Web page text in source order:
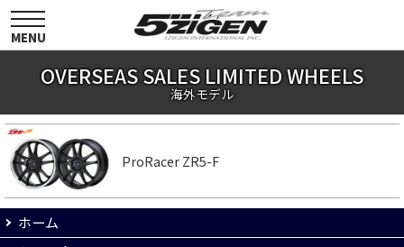
toggle
navigation
MENU
OVERSEAS SALES LIMITED WHEELS
海外モデル
ProRacer ZR5-F
ホーム